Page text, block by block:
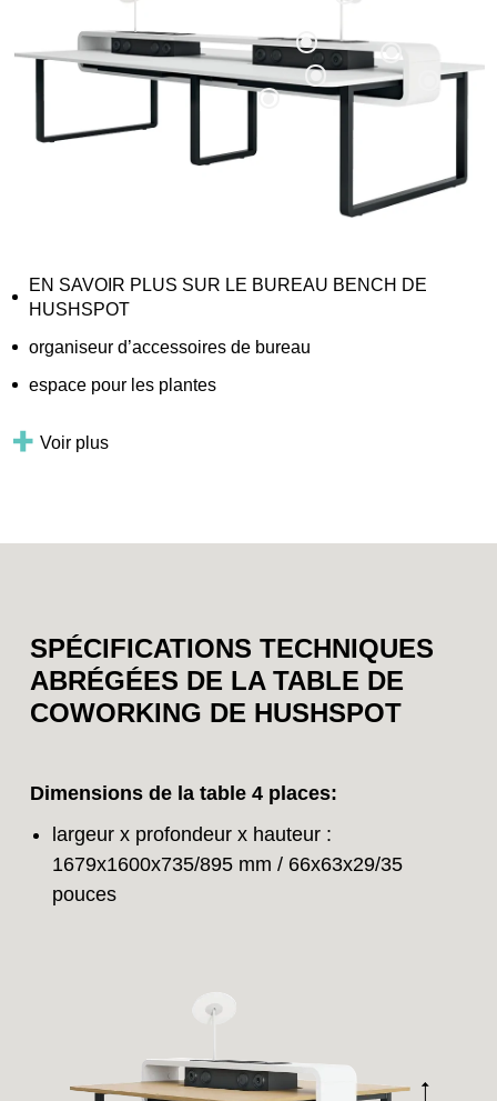
EN SAVOIR PLUS SUR LE BUREAU BENCH DE
HUSHSPOT
organiseur d’accessoires de bureau
espace pour les plantes
Voir plus
SPÉCIFICATIONS TECHNIQUES
ABRÉGÉES DE LA TABLE DE
COWORKING DE HUSHSPOT
Dimensions de la table 4 places:
largeur x profondeur x hauteur :
1679x1600x735/895 mm / 66x63x29/35
pouces